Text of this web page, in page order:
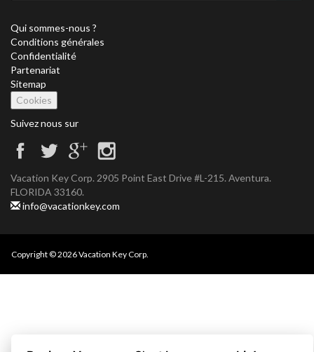
Qui sommes-nous ?
Conditions générales
Confidentialité
Partenariat
Sitemap
Cookies
Suivez nous sur
Vacation Key Corp. 2905 Point East Drive #L-215. Aventura.
FLORIDA 33160.
info@vacationkey.com
Copyright © 2026 Vacation Key Corp.